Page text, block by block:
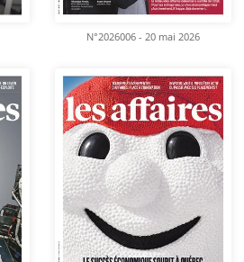
N°2026006 - 20 mai 2026